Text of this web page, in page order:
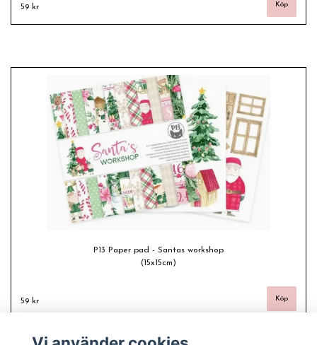
59 kr
P13 Paper pad - Santas workshop
(15x15cm)
59 kr